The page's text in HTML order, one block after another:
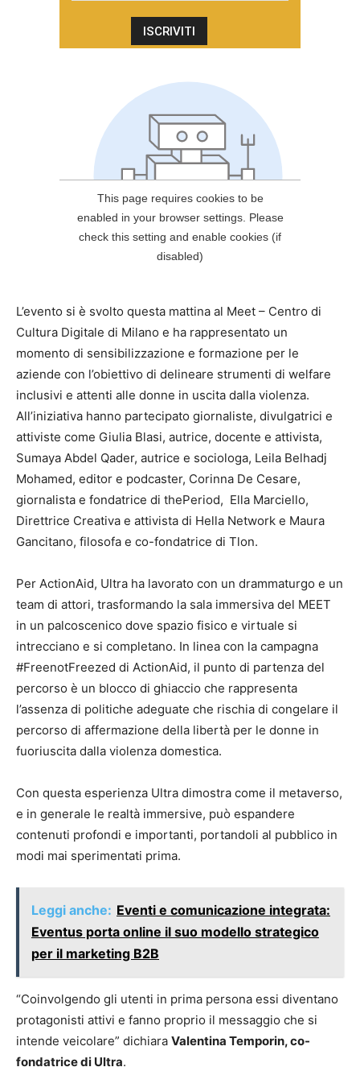
L’evento si è svolto questa mattina al Meet – Centro di
Cultura Digitale di Milano e ha rappresentato un
momento di sensibilizzazione e formazione per le
aziende con l’obiettivo di delineare strumenti di welfare
inclusivi e attenti alle donne in uscita dalla violenza.
All’iniziativa hanno partecipato giornaliste, divulgatrici e
attiviste come Giulia Blasi, autrice, docente e attivista,
Sumaya Abdel Qader, autrice e sociologa, Leila Belhadj
Mohamed, editor e podcaster, Corinna De Cesare,
giornalista e fondatrice di thePeriod, Ella Marciello,
Direttrice Creativa e attivista di Hella Network e Maura
Gancitano, filosofa e co-fondatrice di Tlon.
Per ActionAid, Ultra ha lavorato con un drammaturgo e un
team di attori, trasformando la sala immersiva del MEET
in un palcoscenico dove spazio fisico e virtuale si
intrecciano e si completano. In linea con la campagna
#FreenotFreezed di ActionAid, il punto di partenza del
percorso è un blocco di ghiaccio che rappresenta
l’assenza di politiche adeguate che rischia di congelare il
percorso di affermazione della libertà per le donne in
fuoriuscita dalla violenza domestica.
Con questa esperienza Ultra dimostra come il metaverso,
e in generale le realtà immersive, può espandere
contenuti profondi e importanti, portandoli al pubblico in
modi mai sperimentati prima.
Leggi anche: Eventi e comunicazione integrata:
Eventus porta online il suo modello strategico
per il marketing B2B
“Coinvolgendo gli utenti in prima persona essi diventano
protagonisti attivi e fanno proprio il messaggio che si
intende veicolare” dichiara Valentina Temporin, co-
fondatrice di Ultra.